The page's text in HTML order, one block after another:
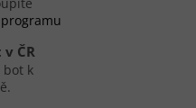
ČR
bot k